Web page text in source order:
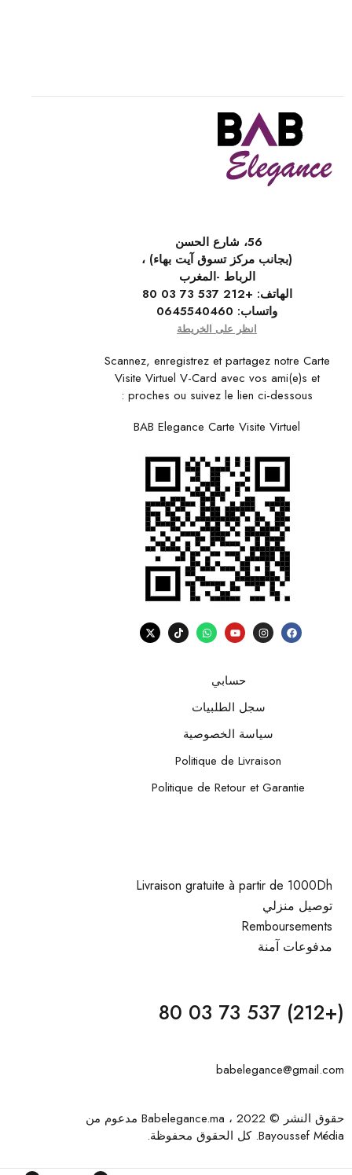
56، شارع الحسن
(بجانب مركز تسوق آيت بهاء) ،
الرباط -المغرب
الهاتف: +212 537 73 03 80
واتساب: 0645540460
انظر على الخريطة
Scannez, enregistrez et partagez notre Carte
Visite Virtuel V-Card avec vos ami(e)s et
proches ou suivez le lien ci-dessous :
BAB Elegance Carte Visite Virtuel
حسابي
سجل الطلبيات
سياسة الخصوصية
Politique de Livraison
Politique de Retour et Garantie
Livraison gratuite à partir de 1000Dh
توصيل منزلي
Remboursements
مدفوعات آمنة
(+212) 537 73 03 80
babelegance@gmail.com
حقوق النشر © 2022 ، Babelegance.ma مدعوم من
Bayoussef Média. كل الحقوق محفوظة.